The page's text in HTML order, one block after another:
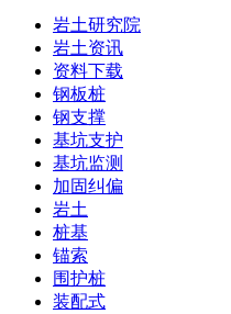
岩土研究院
岩土资讯
资料下载
钢板桩
钢支撑
基坑支护
基坑监测
加固纠偏
岩土
桩基
锚索
围护桩
装配式